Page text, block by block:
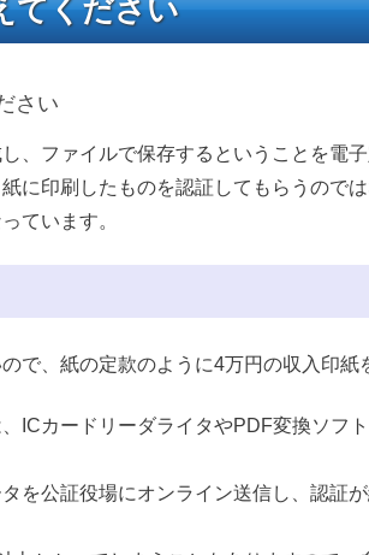
てください
さい
、ファイルで保存するということを電子
に印刷したものを認証してもらうので
ています。
で、紙の定款のように4万円の収入印紙
ICカードリーダライタやPDF変換ソフ
を公証役場にオンライン送信し、認証